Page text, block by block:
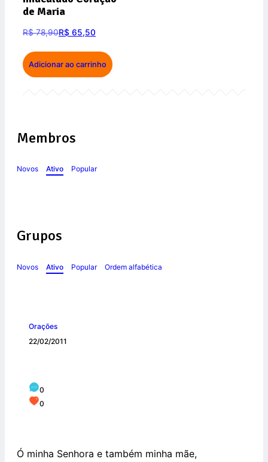
de Maria
R$78,90R$ 65,50
Adicionar ao carrinho
Membros
Novos Ativo Popular
Grupos
Novos Ativo Popular Ordem alfabética
Orações
22/02/2011
0
0
Ó minha Senhora e também minha mãe,